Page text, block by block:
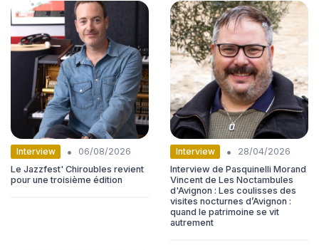
Interview •
06/08/2026
Le Jazzfest' Chiroubles revient
pour une troisième édition
Interview •
28/04/2026
Interview de Pasquinelli Morand
Vincent de Les Noctambules
d'Avignon : Les coulisses des
visites nocturnes d’Avignon :
quand le patrimoine se vit
autrement